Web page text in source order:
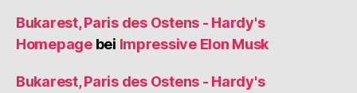
Bukarest, Paris des Ostens - Hardy's
Homepagebei Impressive Elon Musk
Bukarest, Paris des Ostens - Hardy's